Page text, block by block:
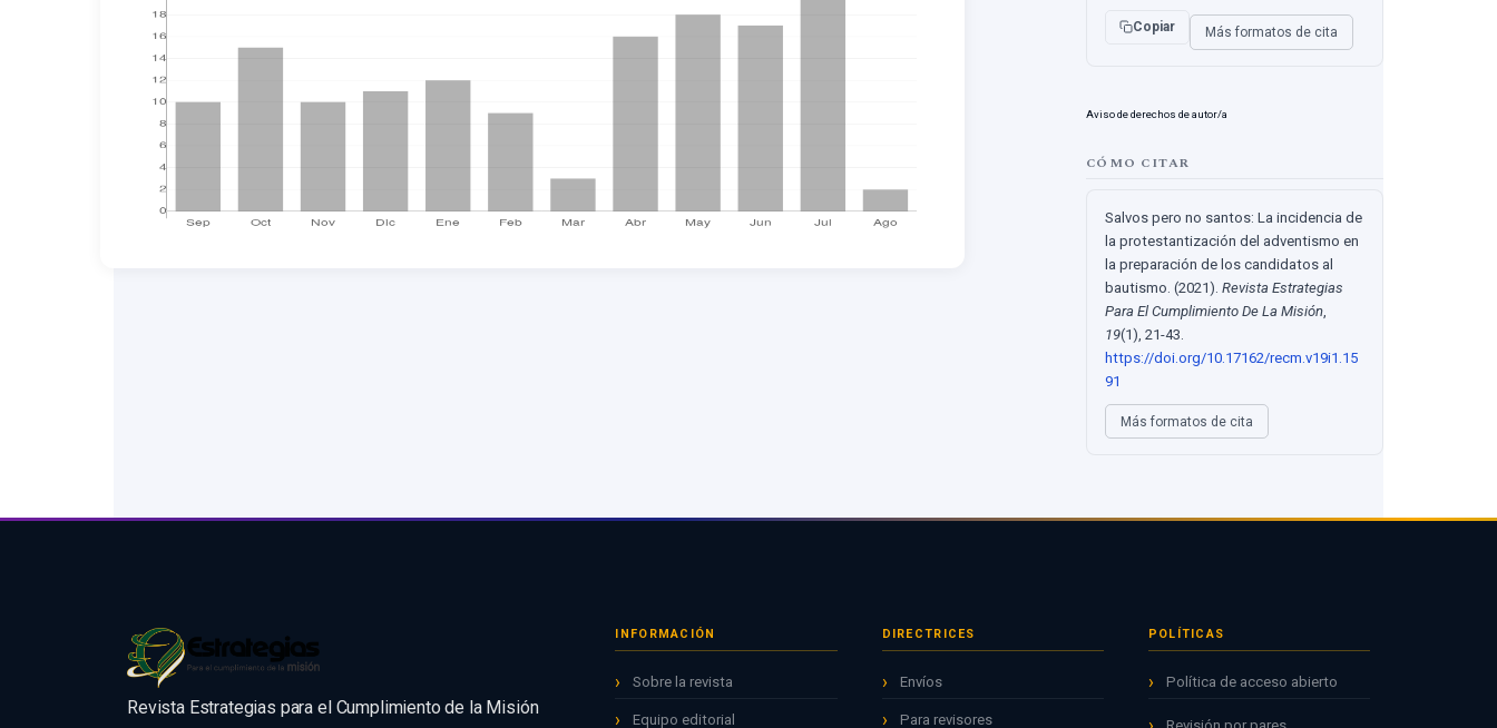
Copiar Más formatos de cita
Aviso de derechos de autor/a
CÓMO CITAR
Salvos pero no santos: La incidencia de
la protestantización del adventismo en
la preparación de los candidatos al
bautismo. (2021). Revista Estrategias
Para El Cumplimiento De La Misión,
19(1), 21-43.
https://doi.org/10.17162/recm.v19i1.15
91
Más formatos de cita
Revista Estrategias para el Cumplimiento de la Misión
INFORMACIÓN
Sobre la revista
Equipo editorial
DIRECTRICES
Envíos
Para revisores
POLÍTICAS
Política de acceso abierto